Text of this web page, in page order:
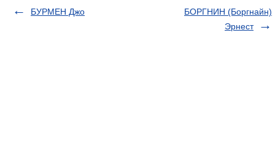
БУРМЕН Джо
БОРГНИН (Боргнайн)
Эpнест